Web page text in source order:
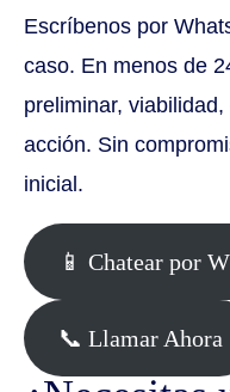
Escríbenos por
caso. En menos de
preliminar,
acción. Sin
inicial.
📱 Chatear por
📞 Llamar Ahora